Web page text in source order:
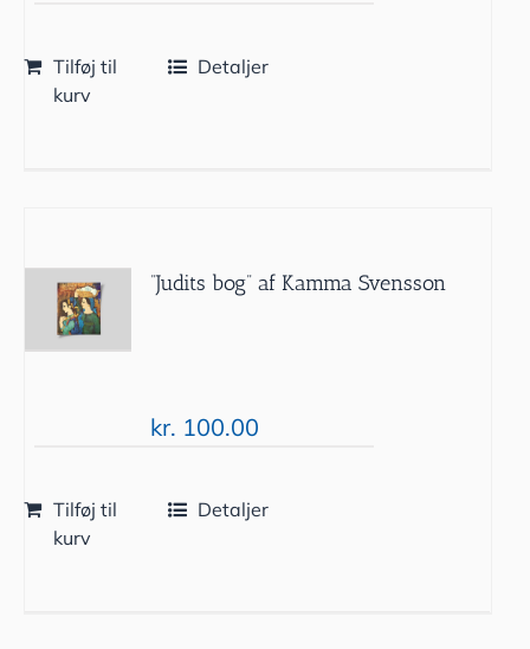
Tilføj til
kurv
Detaljer
”Judits bog” af Kamma Svensson
kr. 100.00
Tilføj til
kurv
Detaljer